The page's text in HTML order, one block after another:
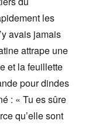
les
avais jamais
attrape une
et la feuillette
pour dindes
: « Tu es sûre
qu’elle sont